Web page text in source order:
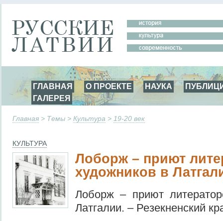
ГЛАВНАЯ О ПРОЕКТЕ НАУКА
ГАЛЕРЕЯ
Главная > Темы > Культура > 19-20 век
КУЛЬТУРА
Лоборж – приют
художников в
Лоборж – приют
Латгалии. – Резекненский